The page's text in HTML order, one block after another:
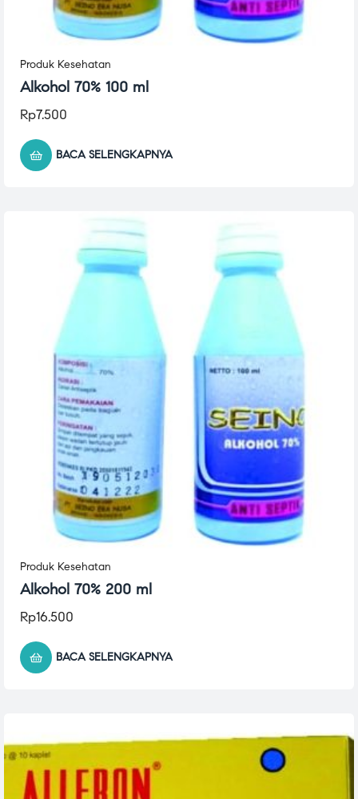
Produk Kesehatan
Alkohol 70% 100 ml
Rp7.500
BACA SELENGKAPNYA
Produk Kesehatan
Alkohol 70% 200 ml
Rp16.500
BACA SELENGKAPNYA